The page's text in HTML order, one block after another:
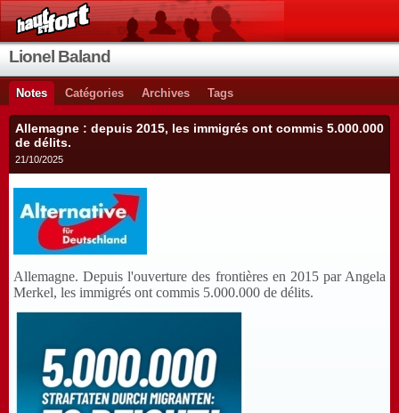
Lionel Baland
Notes Catégories Archives Tags
Allemagne : depuis 2015, les immigrés ont commis 5.000.000
de délits.
21/10/2025
Allemagne. Depuis l'ouverture des frontières en 2015 par Angela
Merkel, les immigrés ont commis 5.000.000 de délits.